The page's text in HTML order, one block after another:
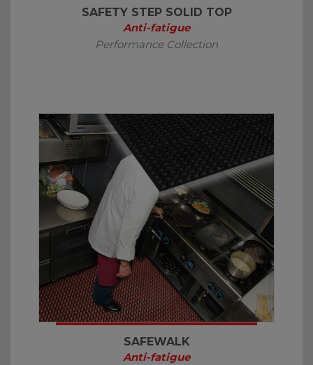
SAFETY STEP SOLID TOP
Anti-fatigue
Performance Collection
SAFEWALK
Anti-fatigue